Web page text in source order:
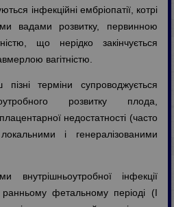
інфекційні ембріопатії, котрі
вадами розвитку, первинною
що нерідко закінчується
вагітністю.
пізні терміни супроводжується
розвитку плода,
недостатності (часто
і генералізованими
внутрішньоутробної інфекції
фетальному періоді (І